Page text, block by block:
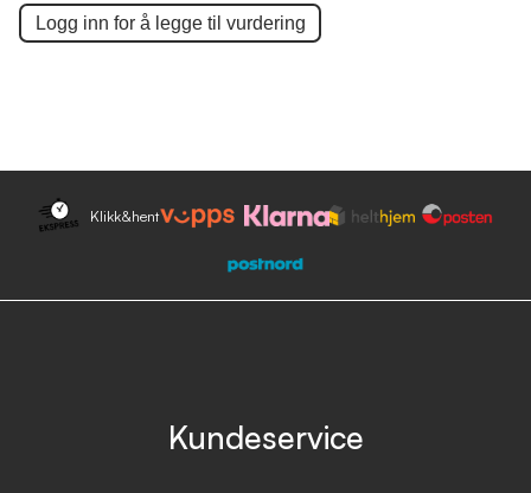
Logg inn for å legge til vurdering
Klikk&hent
Kundeservice